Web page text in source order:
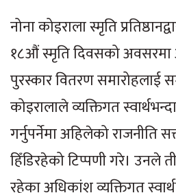
नोना कोइराला स्मृति
१८औं स्मृति दिवसको
पुरस्कार वितरण समारोहलाई
कोइरालाले व्यक्तिगत
गर्नुपर्नेमा अहिलेको राजनीति
हिँडिरहेको टिप्पणी गरे। उनले
रहेका अधिकांश व्यक्तिगत